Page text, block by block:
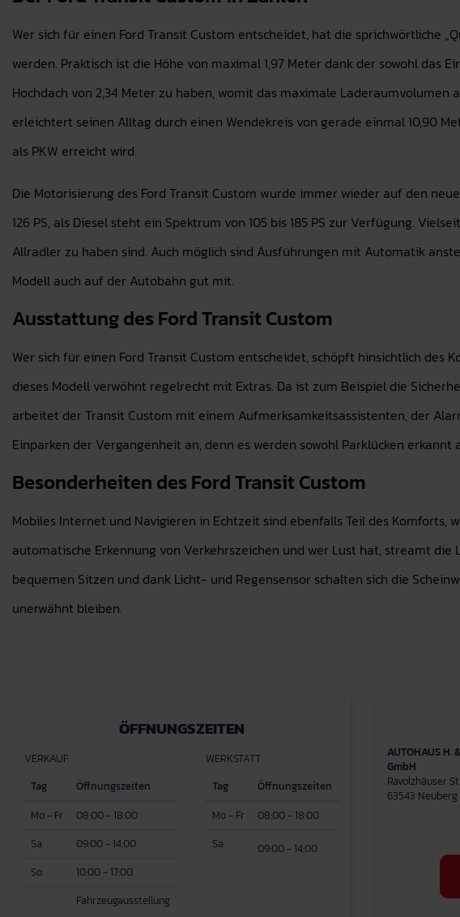
Wer sich für einen Ford Transit Custom entscheidet, hat die sprichwörtliche
werden. Praktisch ist die Höhe von maximal 1,97 Meter dank der sowohl das
Hochdach von 2,34 Meter zu haben, womit das maximale
erleichtert seinen Alltag durch einen Wendekreis von gerade einmal 10,90
als PKW erreicht wird.
Die Motorisierung des Ford Transit Custom wurde immer wieder auf den
126 PS, als Diesel steht ein Spektrum von 105 bis 185 PS zur Verfügung.
Allradler zu haben sind. Auch möglich sind Ausführungen mit Automatik
Modell auch auf der Autobahn gut mit.
Ausstattung des Ford Transit Custom
Wer sich für einen Ford Transit Custom entscheidet, schöpft hinsichtlich
dieses Modell verwöhnt regelrecht mit Extras. Da ist zum Beispiel die
arbeitet der Transit Custom mit einem Aufmerksamkeitsassistenten, der
Einparken der Vergangenheit an, denn es werden sowohl Parklücken
Besonderheiten des Ford Transit Custom
Mobiles Internet und Navigieren in Echtzeit sind ebenfalls Teil des
automatische Erkennung von Verkehrszeichen und wer Lust hat, streamt
bequemen Sitzen und dank Licht- und Regensensor schalten sich die
unerwähnt bleiben.
ÖFFNUNGSZEITEN
VERKAUF
Tag
Öffnungszeiten
Mo - Fr
08:00 - 18:00
Sa
09:00 - 14:00
So
10:00 - 17:00
Fahrzeugausstellung
WERKSTATT
Tag
Öffnungszeiten
Mo - Fr
08:00 - 18:00
Sa
09:00 - 14:00
AUTOHAUS H.
GmbH
Ravolzhäuser
63543 Neuberg